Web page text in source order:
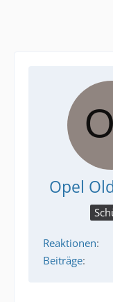
Opel
Reaktionen
Beiträge